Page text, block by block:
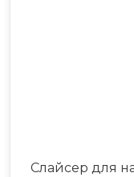
Слайсер для